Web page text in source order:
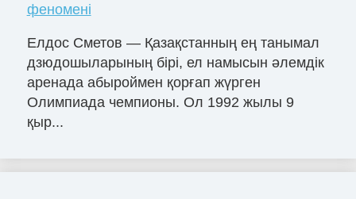
феномені
Елдос Сметов — Қазақстанның ең танымал
дзюдошыларының бірі, ел намысын әлемдік
аренада абыроймен қорғап жүрген
Олимпиада чемпионы. Ол 1992 жылы 9
қыр...